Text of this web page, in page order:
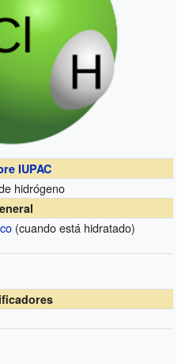
IUPAC
hidrógeno
(cuando está hidratado)